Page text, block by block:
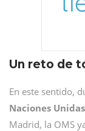
Un reto de
En este sentido,
Naciones Unidas
Madrid, la OMS